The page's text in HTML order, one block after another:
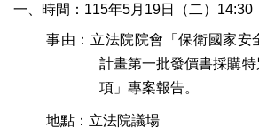
一、時間：115年5月19日
（二）14:30
事由：立法院院會「保衛國家安
計畫第一批發價書採購
項」專案報告。
地點：立法院議場